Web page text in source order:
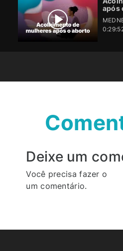
após
Deixe um
Você precisa fazer o
um comentário.